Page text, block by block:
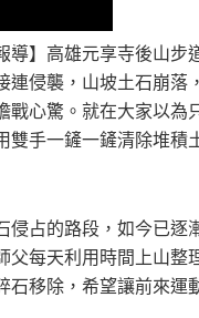
導】高雄元享寺後山
連侵襲，山坡土石崩
戰心驚。就在大家以
雙手一鏟一鏟清除堆
侵占的路段，如今已
父每天利用時間上山
移除，希望讓前來運